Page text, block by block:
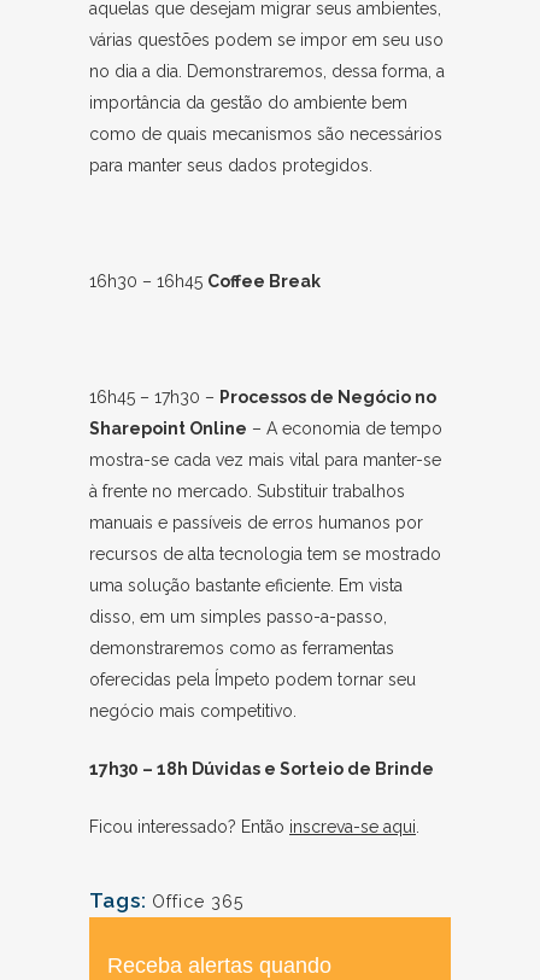
aquelas que desejam migrar seus ambientes,
várias questões podem se impor em seu uso
no dia a dia. Demonstraremos, dessa forma, a
importância da gestão do ambiente bem
como de quais mecanismos são necessários
para manter seus dados protegidos.
16h30 – 16h45 Coffee Break
16h45 – 17h30 – Processos de Negócio no
Sharepoint Online – A economia de tempo
mostra-se cada vez mais vital para manter-se
à frente no mercado. Substituir trabalhos
manuais e passíveis de erros humanos por
recursos de alta tecnologia tem se mostrado
uma solução bastante eficiente. Em vista
disso, em um simples passo-a-passo,
demonstraremos como as ferramentas
oferecidas pela Ímpeto podem tornar seu
negócio mais competitivo.
17h30 – 18h Dúvidas e Sorteio de Brinde
Ficou interessado? Então inscreva-se aqui
Tags: Office 365